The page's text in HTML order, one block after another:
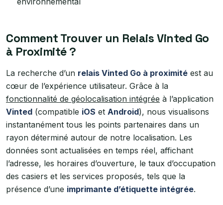
Comment Trouver un Relais Vinted Go
à Proximité ?
La recherche d’un relais Vinted Go à proximité est au
cœur de l’expérience utilisateur. Grâce à la
fonctionnalité de géolocalisation intégrée à l’application
Vinted (compatible iOS et Android), nous visualisons
instantanément tous les points partenaires dans un
rayon déterminé autour de notre localisation. Les
données sont actualisées en temps réel, affichant
l’adresse, les horaires d’ouverture, le taux d’occupation
des casiers et les services proposés, tels que la
présence d’une imprimante d’étiquette intégrée.